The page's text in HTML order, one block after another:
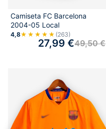
Camiseta FC Barcelona
2004-05 Local
4,8★★★★★ (263)
49,50€
27,99 €